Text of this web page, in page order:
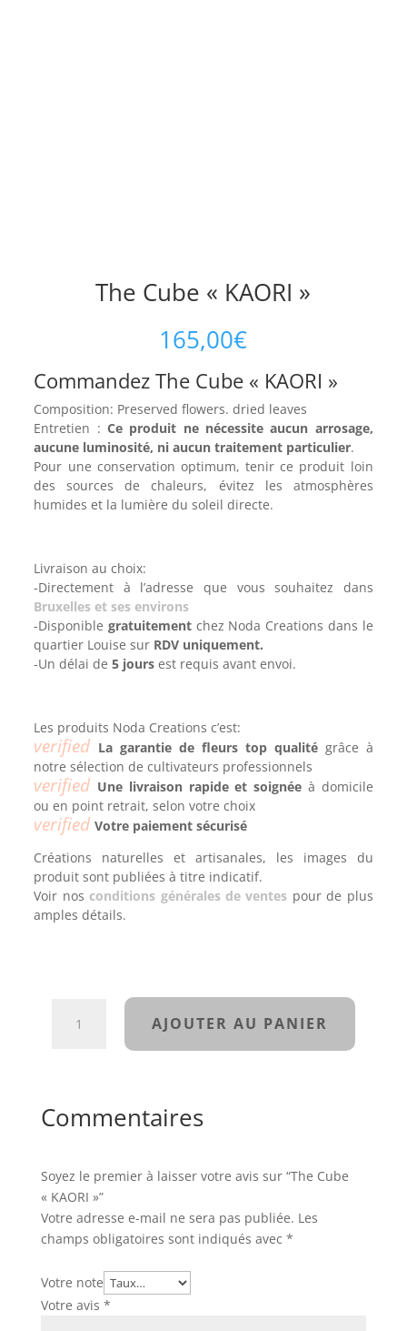
The Cube « KAORI »
165,00€
Commandez The Cube « KAORI »
Composition: Preserved flowers. dried leaves
Entretien :Ce produit ne nécessite aucun arrosage,
aucune luminosité, ni aucun traitement particulier.
Pour une conservation optimum, tenir ce produit loin
des sources de chaleurs, évitez les atmosphères
humides et la lumière du soleil directe.
Livraison au choix:
-Directement à l’adresse que vous souhaitez dans
Bruxelles et ses environs
-Disponiblegratuitement chez Noda Creations dans le
quartier Louise sur RDV uniquement.
-Un délai de5 jours est requis avant envoi.
Les produits Noda Creations c’est:
verified La garantie de fleurs top qualitégrâce à
notre sélection de cultivateurs professionnels
verified Une livraison rapide et soignée à domicile
ou en point retrait, selon votre choix
verifiedVotre paiement sécurisé
Créations naturelles et artisanales, les images du
produit sont publiées à titre indicatif.
Voir nos conditions générales de ventes pour de plus
amples détails.
AJOUTER AU PANIER
Commentaires
Soyez le premier à laisser votre avis sur “The Cube
« KAORI »”
Votre adresse e-mail ne sera pas publiée. Les
champs obligatoires sont indiqués avec *
Votre note
Votre avis *